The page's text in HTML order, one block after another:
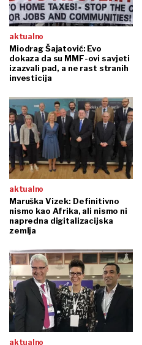
aktualno
Miodrag Šajatović: Evo
dokaza da su MMF-ovi savjeti
izazvali pad, a ne rast stranih
investicija
aktualno
Maruška Vizek: Definitivno
nismo kao Afrika, ali nismo ni
napredna digitalizacijska
zemlja
aktualno